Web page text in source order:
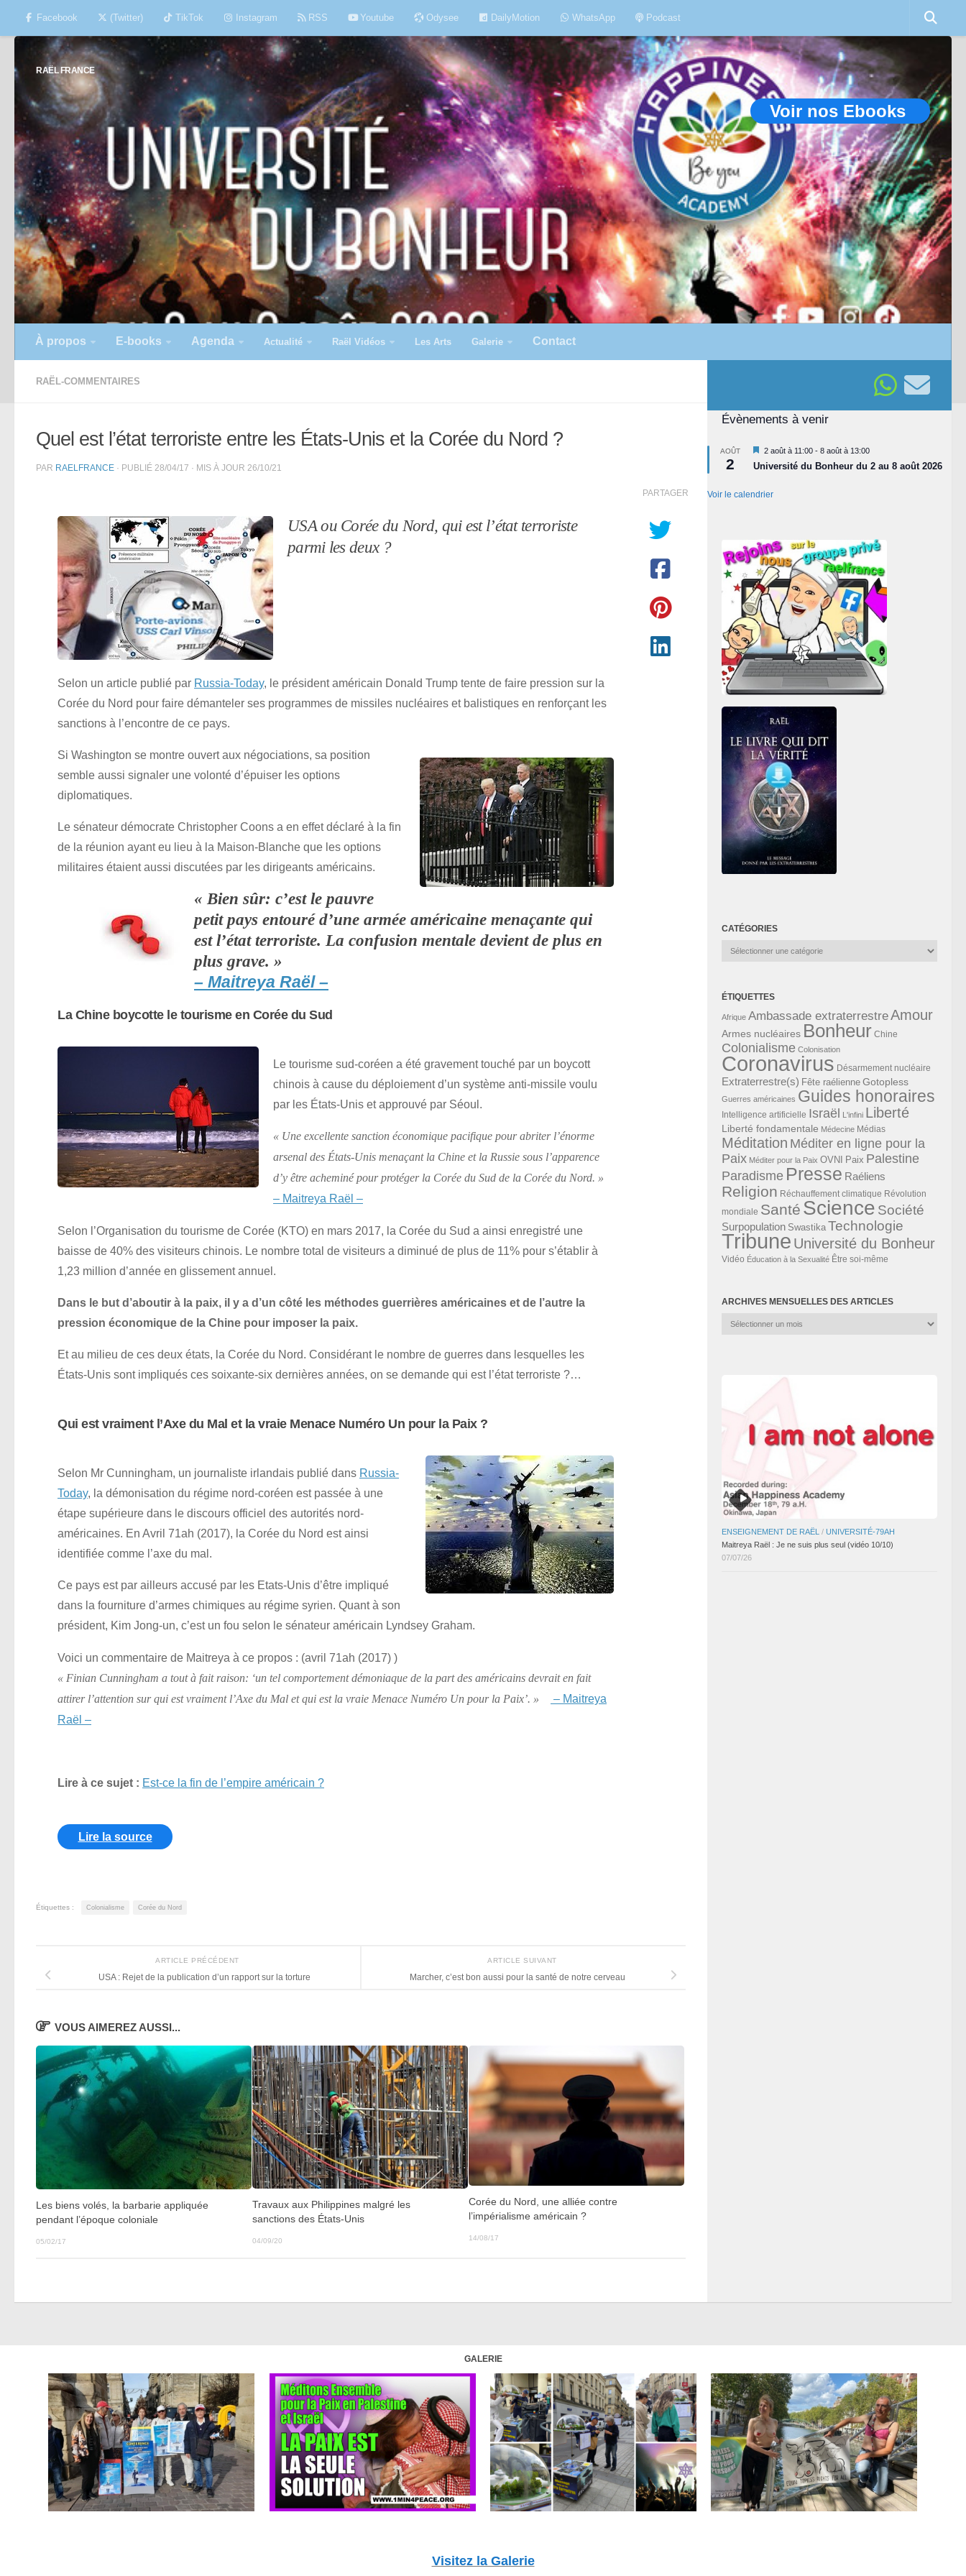
Skip to content
Facebook (Twitter) TikTok Instagram RSS Youtube Odysee DailyMotion WhatsApp Podcast
RAËL FRANCE
Voir nos Ebooks
À propos E-books Agenda Actualité Raël Vidéos Les Arts Galerie Contact
RAËL-COMMENTAIRES
Quel est l’état terroriste entre les États-Unis et la Corée du Nord ?
PAR RAELFRANCE · PUBLIÉ 28/04/17 · MIS À JOUR 26/10/21
USA ou Corée du Nord, qui est l’état terroriste
parmi les deux ?
Selon un article publié par Russia-Today, le président américain Donald Trump tente de faire pression sur la
Corée du Nord pour faire démanteler ses programmes de missiles nucléaires et balistiques en renforçant les
sanctions à l’encontre de ce pays.
Si Washington se montre ouvert aux négociations, sa position
semble aussi signaler une volonté d’épuiser les options
diplomatiques.
Le sénateur démocrate Christopher Coons a en effet déclaré à la fin
de la réunion ayant eu lieu à la Maison-Blanche que les options
militaires étaient aussi discutées par les dirigeants américains.
« Bien sûr: c’est le pauvre
petit pays entouré d’une armée américaine menaçante qui
est l’état terroriste. La confusion mentale devient de plus en
plus grave. »
– Maitreya Raël –
La Chine boycotte le tourisme en Corée du Sud
Le tourisme sud-coréen a été gravement touché par un boycott
chinois à cause du déploiement d’un système anti-missile voulu
par les États-Unis et approuvé par Séoul.
« Une excellente sanction économique pacifique pour abriter l’énorme
arsenal des États-Unis menaçant la Chine et la Russie sous l’apparence
d’y être acheminé pour protéger la Corée du Sud de la Corée du Nord. »
– Maitreya Raël –
Selon l’Organisation du tourisme de Corée (KTO) en mars 2017, la Corée du Sud a ainsi enregistré une
baisse de 40% des visiteurs chinois. Le nombre total de visiteurs a diminué de plus de 11% pour s’établir à
1,23 million d’année en glissement annuel.
Dans le but d’aboutir à la paix, il y a d’un côté les méthodes guerrières américaines et de l’autre la
pression économique de la Chine pour imposer la paix.
Et au milieu de ces deux états, la Corée du Nord. Considérant le nombre de guerres dans lesquelles les
États-Unis sont impliqués ces soixante-six dernières années, on se demande qui est l’état terroriste ?…
Qui est vraiment l’Axe du Mal et la vraie Menace Numéro Un pour la Paix ?
Selon Mr Cunningham, un journaliste irlandais publié dans Russia-
Today, la démonisation du régime nord-coréen est passée à une
étape supérieure dans le discours officiel des autorités nord-
américaines. En Avril 71ah (2017), la Corée du Nord est ainsi
identifiée comme l’axe du mal.
Ce pays est par ailleurs accusé par les Etats-Unis d’être impliqué
dans la fourniture d’armes chimiques au régime syrien. Quant à son
président, Kim Jong-un, c’est un fou selon le sénateur américain Lyndsey Graham.
Voici un commentaire de Maitreya à ce propos : (avril 71ah (2017) )
« Finian Cunningham a tout à fait raison: ‘un tel comportement démoniaque de la part des américains devrait en fait
attirer l’attention sur qui est vraiment l’Axe du Mal et qui est la vraie Menace Numéro Un pour la Paix’. »
– Maitreya
Raël –
Lire à ce sujet : Est-ce la fin de l’empire américain ?
Lire la source
PARTAGER
Étiquettes : Colonialisme Corée du Nord
ARTICLE SUIVANT
Marcher, c’est bon aussi pour la santé de notre cerveau
ARTICLE PRÉCÉDENT
USA : Rejet de la publication d’un rapport sur la torture
VOUS AIMEREZ AUSSI...
Les biens volés, la barbarie appliquée
pendant l’époque coloniale
05/02/17
Travaux aux Philippines malgré les
sanctions des États-Unis
04/09/20
Corée du Nord, une alliée contre
l’impérialisme américain ?
14/08/17
Évènements à venir
AOÛT
2
Mis
en
avant
2 août à 11:00 - 8 août à 13:00
Université du Bonheur du 2 au 8 août 2026
Voir le calendrier
CATÉGORIES
Catégories
ÉTIQUETTES
Afrique Ambassade extraterrestreAmour
Armes nucléaires Bonheur Chine
Colonialisme Colonisation
Coronavirus Désarmement nucléaire
Extraterrestre(s) Fête raélienne Gotopless
Guerres américaines Guides honoraires
Intelligence artificielle Israël L'infini Liberté
Liberté fondamentale Médecine Médias
Méditation Méditer en ligne pour la
Paix Méditer pour la Paix OVNI Paix Palestine
Paradisme Presse Raéliens
Religion Réchauffement climatique Révolution
mondiale Santé Science Société
Surpopulation Swastika Technologie
Tribune Université du Bonheur
Vidéo Éducation à la Sexualité Être soi-même
ARCHIVES MENSUELLES DES ARTICLES
Archives
ENSEIGNEMENT DE RAËL / UNIVERSITÉ-79AH
Maitreya Raël : Je ne suis plus seul (vidéo 10/10)
07/07/26
GALERIE
Visitez la Galerie